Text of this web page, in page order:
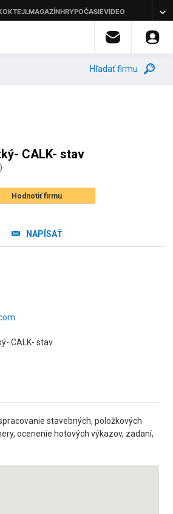
Hľadať firmu
CALK- stav
)
Hodnotiť firmu
NAPÍSAŤ
CALK- stav
stavebných, položkových
ocenenie hotových výkazov, zadaní,